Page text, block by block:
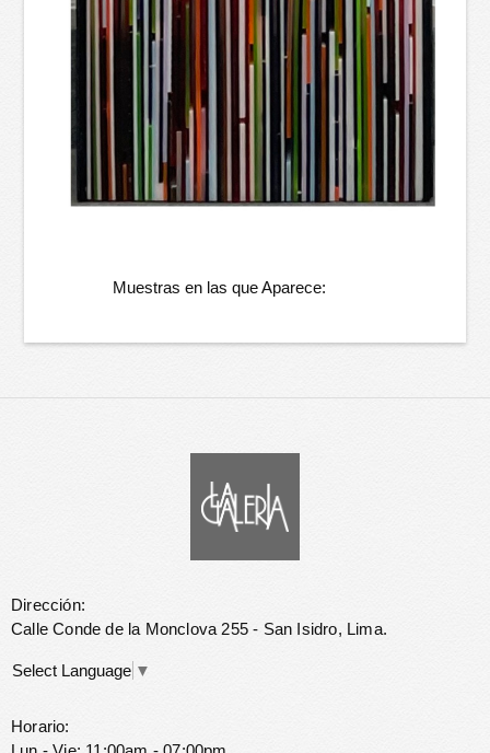
Muestras en las que Aparece:
Dirección:
Calle Conde de la Monclova 255 - San Isidro, Lima.
Select Language ▼
Horario: